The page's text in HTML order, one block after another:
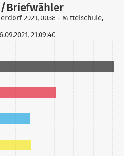
Briefwähler
2021, 0038 - Mittelschule,
21:09:40